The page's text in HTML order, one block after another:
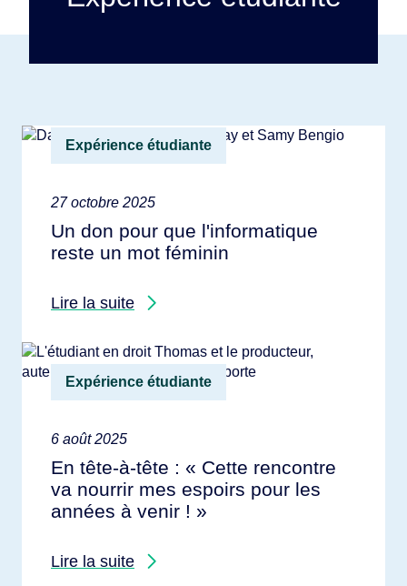
Expérience étudiante
27 octobre 2025
Un don pour que l'informatique
reste un mot féminin
Lire la suite
Expérience étudiante
6 août 2025
En tête-à-tête : « Cette rencontre
va nourrir mes espoirs pour les
années à venir ! »
Lire la suite